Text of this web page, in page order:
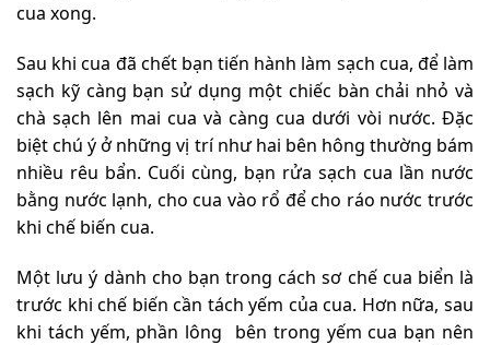
cua xong.
Sau khi cua đã chết bạn tiến hành làm sạch cua, để làm
sạch kỹ càng bạn sử dụng một chiếc bàn chải nhỏ và
chà sạch lên mai cua và càng cua dưới vòi nước. Đặc
biệt chú ý ở những vị trí như hai bên hông thường bám
nhiều rêu bẩn. Cuối cùng, bạn rửa sạch cua lần nước
bằng nước lạnh, cho cua vào rổ để cho ráo nước trước
khi chế biến cua.
Một lưu ý dành cho bạn trong cách sơ chế cua biển là
trước khi chế biến cần tách yếm của cua. Hơn nữa, sau
khi tách yếm, phần lông bên trong yếm cua bạn nên